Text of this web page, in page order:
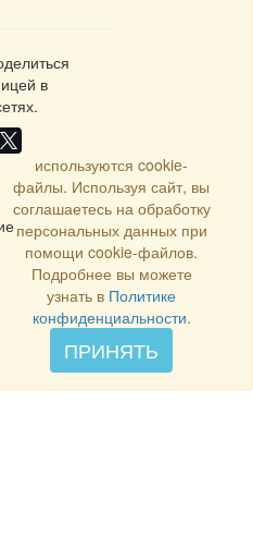
в
используются cookie-
файлы. Используя сайт, вы
соглашаетесь на обработку
персональных данных при
помощи cookie-файлов.
Подробнее вы можете
узнать в Политике
конфиденциальности.
ПРИНЯТЬ